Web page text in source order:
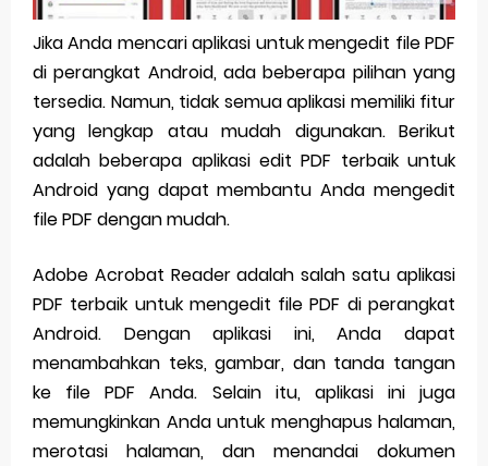
Siap Video Call, tapi Download Aplikasinya Dulu, Abangku
Thursday, 6 August
Jika Anda mencari aplikasi untuk mengedit file PDF
di perangkat Android, ada beberapa pilihan yang
tersedia. Namun, tidak semua aplikasi memiliki fitur
yang lengkap atau mudah digunakan. Berikut
adalah beberapa aplikasi edit PDF terbaik untuk
Android yang dapat membantu Anda mengedit
file PDF dengan mudah.
Adobe Acrobat Reader adalah salah satu aplikasi
PDF terbaik untuk mengedit file PDF di perangkat
Android. Dengan aplikasi ini, Anda dapat
menambahkan teks, gambar, dan tanda tangan
ke file PDF Anda. Selain itu, aplikasi ini juga
memungkinkan Anda untuk menghapus halaman,
merotasi halaman, dan menandai dokumen